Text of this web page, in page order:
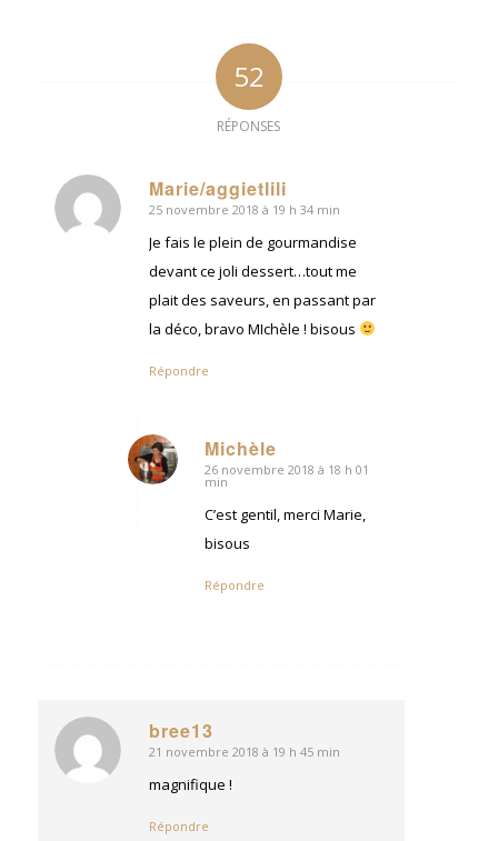
52
RÉPONSES
Marie/aggietlili
dit
:
25 novembre 2018 à 19 h 34 min
Je fais le plein de gourmandise
devant ce joli dessert…tout me
plait des saveurs, en passant par
la déco, bravo MIchèle ! bisous
Répondre
Michèle
dit
26 novembre 2018 à 18 h 01
min
C’est gentil, merci Marie,
bisous
Répondre
bree13
dit
:
21 novembre 2018 à 19 h 45 min
magnifique !
Répondre